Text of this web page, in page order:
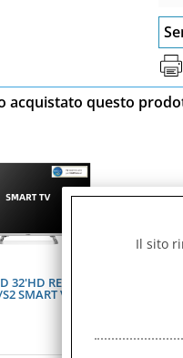
acquistato questo
32'HD READY
SMART VIDAA
Il sito